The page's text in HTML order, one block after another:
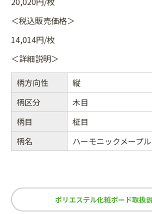
＜税込販売価格＞
14,014円/枚
＜詳細説明＞
柄方向性
縦
柄区分
木目
柄目
柾目
柄名
ハーモニックメープ
ポリエステル化粧ボード取扱